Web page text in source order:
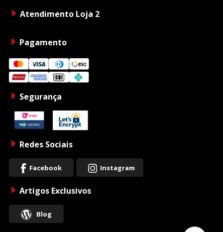
Atendimento Loja 2
Pagamento
Segurança
Redes Sociais
Facebook Instagram
Artigos Exclusivos
Blog